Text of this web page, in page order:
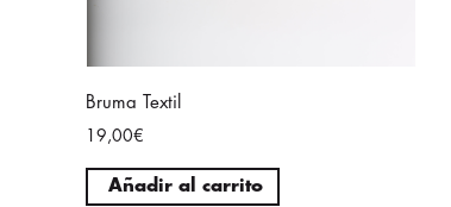
Bruma Textil
19,00€
Añadir al carrito